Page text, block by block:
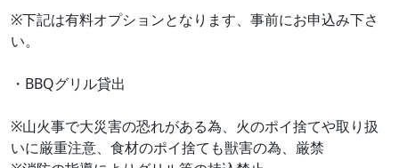
※下記は有料オプションとなります、事前にお申込み下さ
い。
・BBQグリル貸出
※山火事で大災害の恐れがある為、火のポイ捨てや取り扱
いに厳重注意、食材のポイ捨ても獣害の為、厳禁